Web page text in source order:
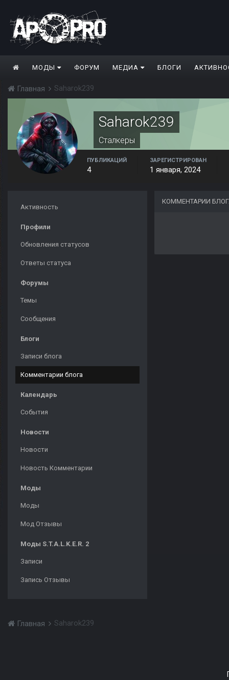
МОДЫ ФОРУМ МЕДИА БЛОГИ
Главная Saharok239
Saharok239
Сталкеры
ПУБЛИКАЦИЙ
4
ЗАРЕГИСТРИРОВАН
1 января, 2024
Активность
Профили
Обновления статусов
Ответы статуса
Форумы
Темы
Сообщения
Блоги
Записи блога
Комментарии блога
Календарь
События
Новости
Новости
Новость Комментарии
Моды
Моды
Мод Отзывы
Моды S.T.A.L.K.E.R. 2
Записи
Запись Отзывы
КОММЕНТАРИИ
Главная Saharok239